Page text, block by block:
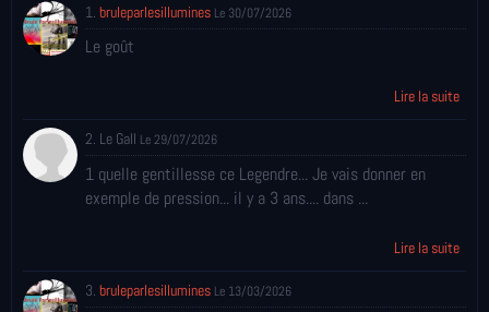
1. bruleparlesillumines Le 30/07/2026
Le goût
Lire la suite
2. Le Gall Le 29/07/2026
1 quelle gentillesse ce Legendre... Je vais donner en
exemple de pression... il y a 3 ans.... dans ...
Lire la suite
3. bruleparlesillumines Le 13/03/2026